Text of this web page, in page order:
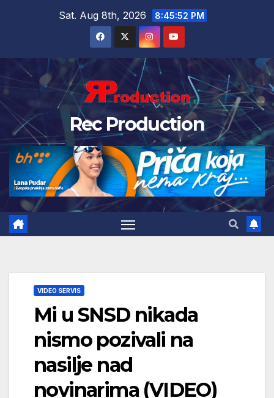
Sat. Aug 8th, 2026 8:45:53 PM
Rec Production
VIDEO SERVIS
Mi u SNSD nikada
nismo pozivali na
nasilje nad
novinarima (VIDEO)